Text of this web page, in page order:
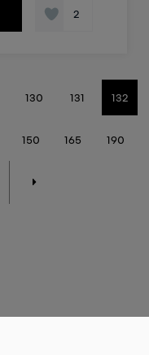
2
130 131 132
150 165 190